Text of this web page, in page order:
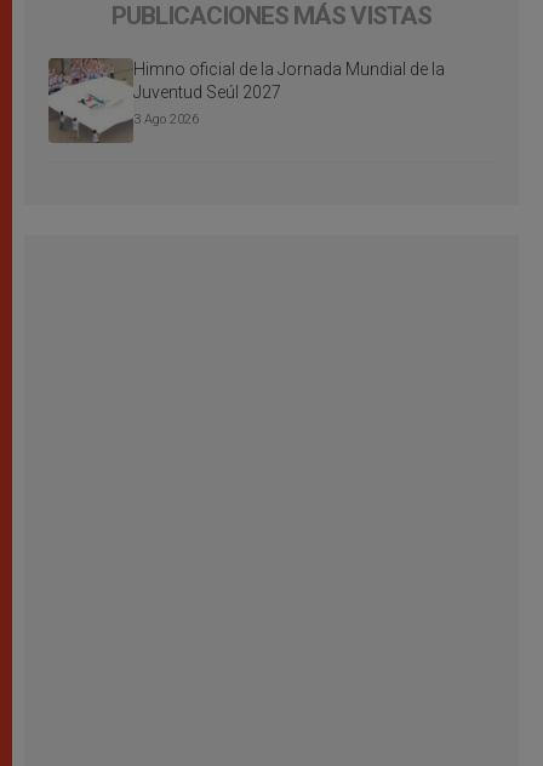
PUBLICACIONES MÁS VISTAS
Himno oficial de la Jornada Mundial de la
Juventud Seúl 2027
3 Ago 2026